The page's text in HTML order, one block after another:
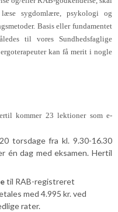
sygdomlære, psykologi og
Basis eller fundamentet
til vores Sundhedsfaglige
kan få merit i nogle
kommer 23 lektioner som e-
torsdage fra kl. 9.30-16.30
én dag med eksamen. Hertil
til RAB-registreret
med 4.995 kr. ved
rater.